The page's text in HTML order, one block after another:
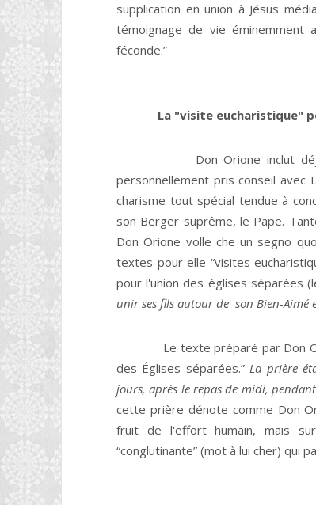
supplication en union à Jésus
témoignage de vie éminemment
féconde.”
La "visite eucharistique"
Don Orione inclut déjà
personnellement pris conseil avec
charisme tout spécial tendue à
son Berger suprême, le Pape.
Don Orione volle che un segno
textes pour elle “visites
pour l'union des églises séparées
unir ses fils autour de son Bien-Aimé
Le texte préparé par Don
des Églises séparées.”La prière
jours, après le repas de midi,
cette prière dénote comme Don
fruit de l'effort humain, mais
“conglutinante” (mot à lui cher) qui